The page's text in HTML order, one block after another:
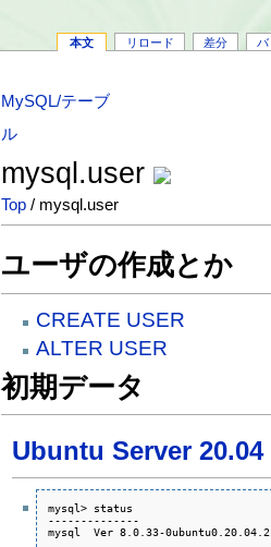
本文 リロード 差分 バ
MySQL/テーブ
ル
mysql.user
Top / mysql.user
ユーザの作成とか
CREATE USER
ALTER USER
初期データ
Ubuntu Server 20.04
mysql> status
--------------
mysql  Ver 8.0.33-